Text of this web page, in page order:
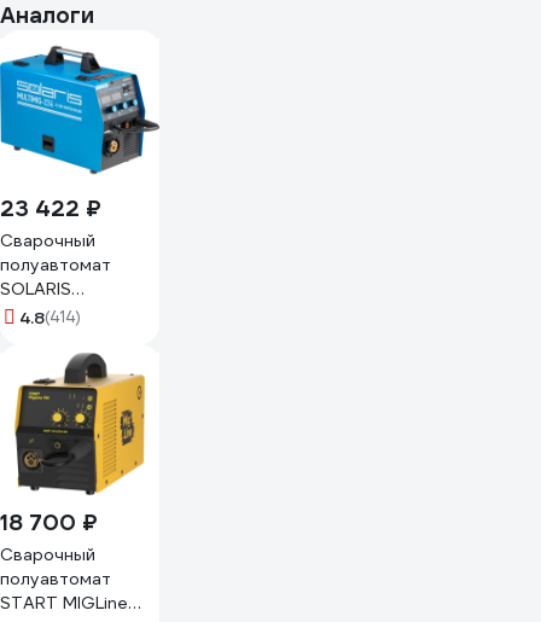
Аналоги
23 422 ₽
Сварочный
полуавтомат
SOLARIS
MULTIMIG-224
4.8(414)
18 700 ₽
Сварочный
полуавтомат
START MIGLine